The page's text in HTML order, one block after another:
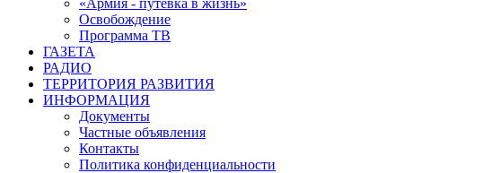
«Армия - путевка в жизнь»
Освобождение
Программа ТВ
ГАЗЕТА
РАДИО
ТЕРРИТОРИЯ РАЗВИТИЯ
ИНФОРМАЦИЯ
Документы
Частные объявления
Контакты
Политика конфиденциальности